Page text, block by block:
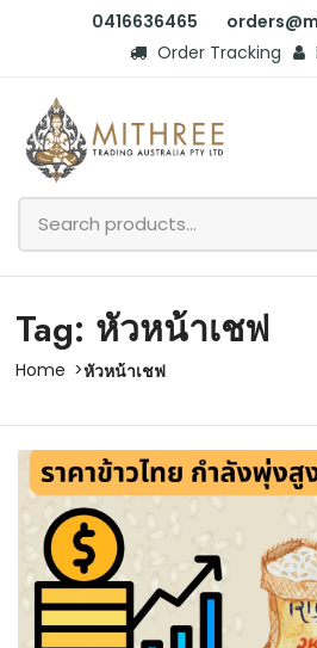
0416636465
Order Tracking
Tag: หัวหน้าเชฟ
Home หัวหน้าเชฟ